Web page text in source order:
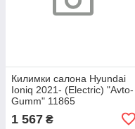
Килимки салона Hyundai
Ioniq 2021- (Electric) "Avto-
Gumm" 11865
1 567 ₴